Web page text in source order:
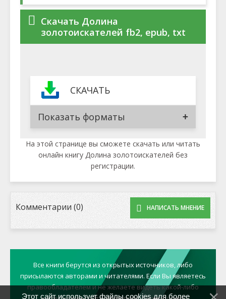
Скачать Долина
золотоискателей fb2, epub, txt
СКАЧАТЬ
Показать форматы
На этой странице вы сможете скачать или читать
онлайн книгу Долина золотоискателей без
регистрации.
Комментарии (0) НАПИСАТЬ МНЕНИЕ
Все книги берутся из открытых источников, либо
присылаются авторами и читателями. Если Вы являетесь
правообладателем и не желаете видеть какой-либо
Этот сайт использует файлы cookies для более